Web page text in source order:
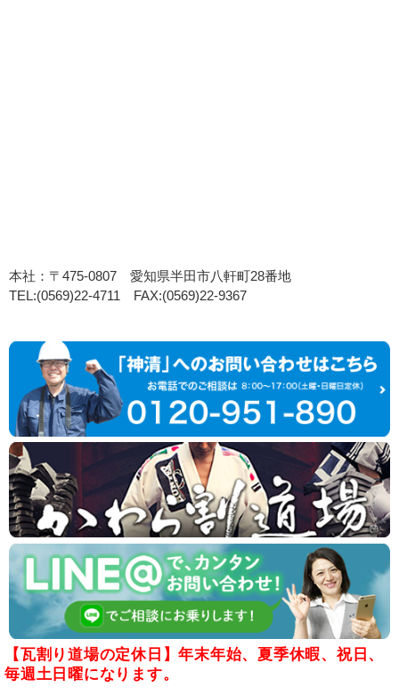
本社：〒475-0807 愛知県半田市八軒町28番地
TEL:(0569)22-4711 FAX:(0569)22-9367
【瓦割り道場の定休日】年末年始、夏季休暇、祝日、
毎週土日曜になります。